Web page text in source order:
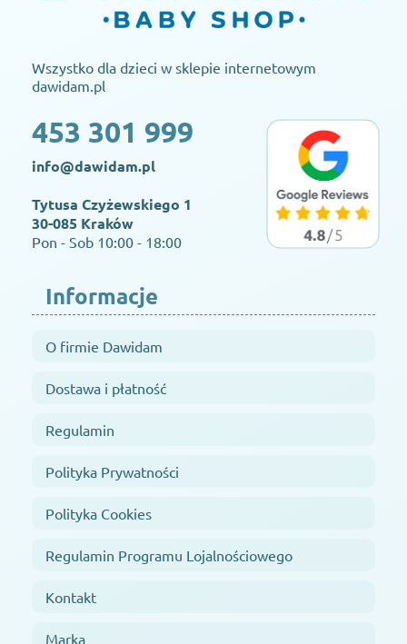
Wszystko dla dzieci w sklepie internetowym
dawidam.pl
453 301 999
info@dawidam.pl
Tytusa Czyżewskiego 1
30-085 Kraków
Pon - Sob 10:00 - 18:00
Informacje
O firmie Dawidam
Dostawa i płatność
Regulamin
Polityka Prywatności
Polityka Cookies
Regulamin Programu Lojalnościowego
Kontakt
Marka